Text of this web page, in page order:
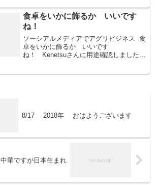
食卓をいかに飾るか いいです
ね！
ソーシアルメディアでアグリビジネス 食
卓をいかに飾るか いいです
ね！ Kenetsuさんに用途確認しましたら
8/17 2018年 おはようございます
中華ですが日本生まれ